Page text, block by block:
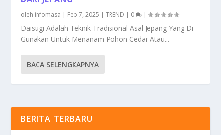
oleh infomasa | Feb 7, 2025 |TREND | 0 |
Daisugi Adalah Teknik Tradisional Asal Jepang Yang Di
Gunakan Untuk Menanam Pohon Cedar Atau...
BACA SELENGKAPNYA
BERITA TERBARU